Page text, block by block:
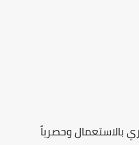
وحصرياً